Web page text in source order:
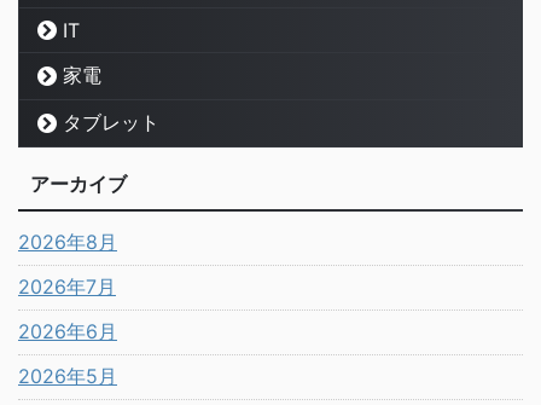
IT
家電
タブレット
アーカイブ
2026年8月
2026年7月
2026年6月
2026年5月